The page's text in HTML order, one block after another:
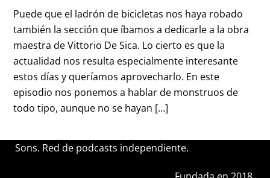
Puede que el ladrón de bicicletas nos haya robado
también la sección que íbamos a dedicarle a la obra
maestra de Vittorio De Sica. Lo cierto es que la
actualidad nos resulta especialmente interesante
estos días y queríamos aprovecharlo. En este
episodio nos ponemos a hablar de monstruos de
todo tipo, aunque no se hayan […]
Sons. Red de podcasts independiente.